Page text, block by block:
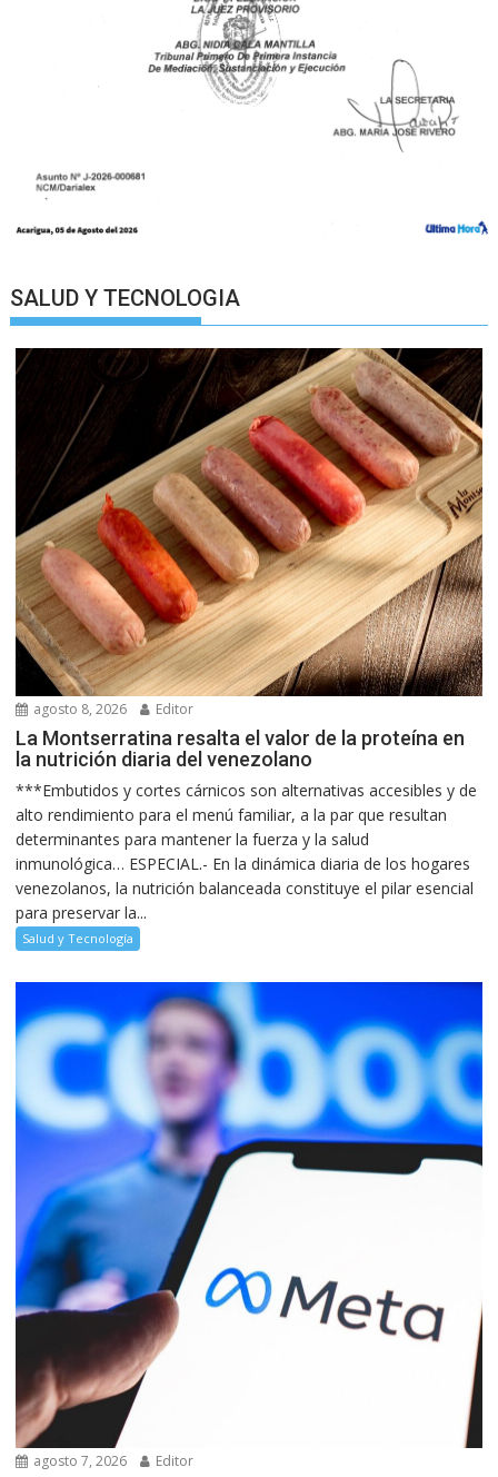
SALUD Y TECNOLOGIA
agosto 8, 2026 Editor
La Montserratina resalta el valor de la proteína en
la nutrición diaria del venezolano
***Embutidos y cortes cárnicos son alternativas accesibles y de
alto rendimiento para el menú familiar, a la par que resultan
determinantes para mantener la fuerza y la salud
inmunológica… ESPECIAL.- En la dinámica diaria de los hogares
venezolanos, la nutrición balanceada constituye el pilar esencial
para preservar la...
Salud y Tecnología
agosto 7, 2026 Editor